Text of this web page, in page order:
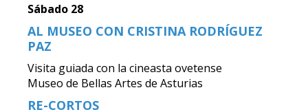
Sábado 28
AL MUSEO CON CRISTINA RODRÍGUEZ
PAZ
Visita guiada con la cineasta ovetense
Museo de Bellas Artes de Asturias
RE-CORTOS